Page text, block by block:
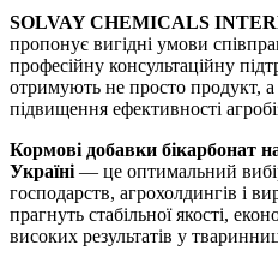
SOLVAY CHEMICALS
пропонує вигідні умови
професійну консультаційну
отримують не просто продукт,
підвищення ефективності
Кормові добавки бікарбонат
Україні — це оптимальний
господарств, агрохолдингів і
прагнуть стабільної якості,
високих результатів у